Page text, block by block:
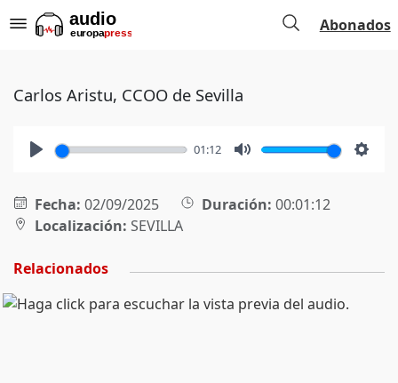
Abonados
Carlos Aristu, CCOO de Sevilla
01:12
Fecha: 02/09/2025 Duración: 00:01:12
Localización: SEVILLA
Relacionados